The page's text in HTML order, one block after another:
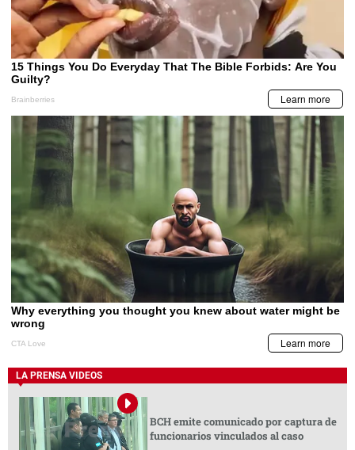
LA PRENSA VIDEOS
BCH emite comunicado por captura de
funcionarios vinculados al caso